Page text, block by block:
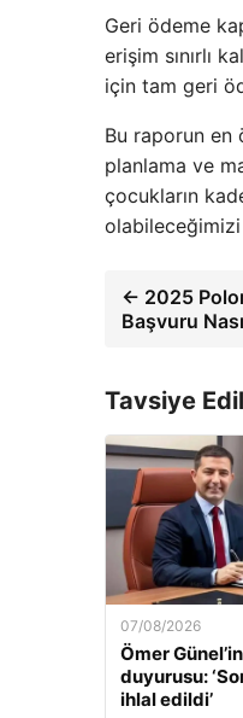
Geri ödeme
erişim sınırlı
için tam geri
Bu raporun en
planlama ve
çocukların
← 2025
Başvuru
Tavsiye
07/08/2026
Ömer
duyurusu:
ihlal edildi’